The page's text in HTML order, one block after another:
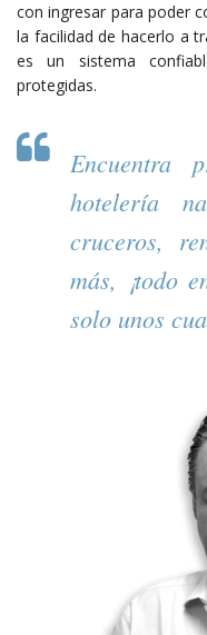
con ingresar para poder
la facilidad de hacerlo a
es un sistema
protegidas.
Encuentra
hotelería
cruceros,
más, ¡todo
solo unos